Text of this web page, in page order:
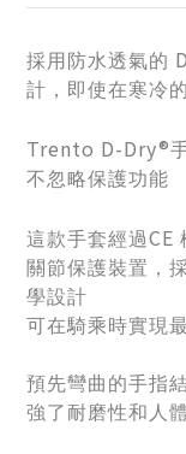
採用防水透氣的
計，即使在寒冷
Trento D-Dry®
不忽略保護功能
這款手套經過CE
關節保護裝置，
學設計
可在騎乘時實現
預先彎曲的手指
強了耐磨性和人